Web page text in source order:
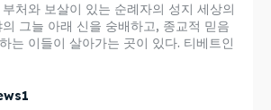
와 보살이 있는 순례자의 성지 세상의
그늘 아래 신을 숭배하고, 종교적 믿음
는 이들이 살아가는 곳이 있다. 티베트인